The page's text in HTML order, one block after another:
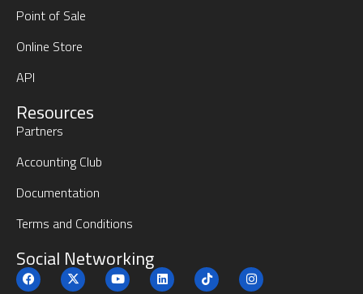
Point of Sale
Online Store
API
Resources
Partners
Accounting Club
Documentation
Terms and Conditions
Social Networking